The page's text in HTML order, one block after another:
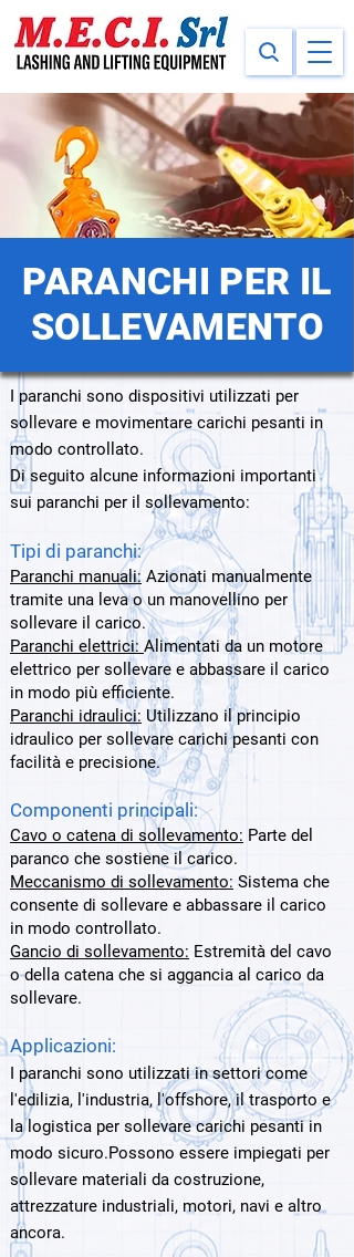
PARANCHI PER IL
SOLLEVAMENTO
I paranchi sono dispositivi utilizzati per
sollevare e movimentare carichi pesanti in
modo controllato.
Di seguito alcune informazioni importanti
sui paranchi per il sollevamento:
Tipi di paranchi:
Paranchi manuali: Azionati manualmente
tramite una leva o un manovellino per
sollevare il carico.
Paranchi elettrici: Alimentati da un motore
elettrico per sollevare e abbassare il carico
in modo più efficiente.
Paranchi idraulici: Utilizzano il principio
idraulico per sollevare carichi pesanti con
facilità e precisione.
Componenti principali:
Cavo o catena di sollevamento: Parte del
paranco che sostiene il carico.
Meccanismo di sollevamento: Sistema che
consente di sollevare e abbassare il carico
in modo controllato.
Gancio di sollevamento: Estremità del cavo
o della catena che si aggancia al carico da
sollevare.
Applicazioni:
I paranchi sono utilizzati in settori come
l'edilizia, l'industria, l'offshore, il trasporto e
la logistica per sollevare carichi pesanti in
modo sicuro.Possono essere impiegati per
sollevare materiali da costruzione,
attrezzature industriali, motori, navi e altro
ancora.